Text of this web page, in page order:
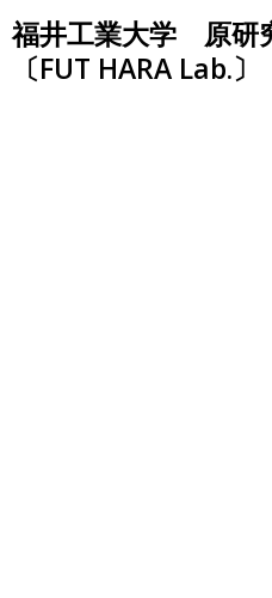
Skip
to
content
福井工業大学 原研
〔FUT HARA Lab.〕